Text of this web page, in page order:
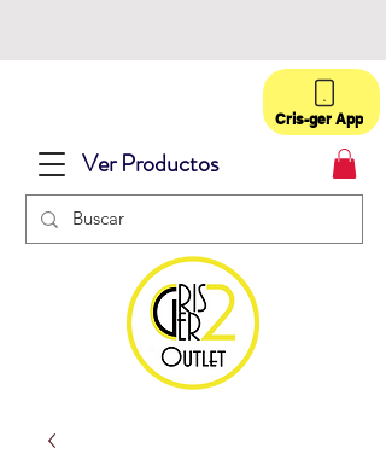
Ver Productos
Cris-ger App